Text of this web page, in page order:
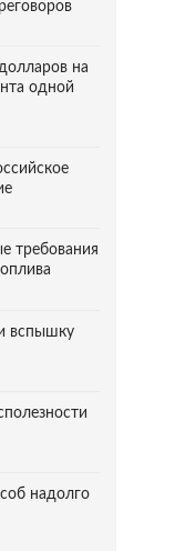
на
одной
требования
вспышку
надолго